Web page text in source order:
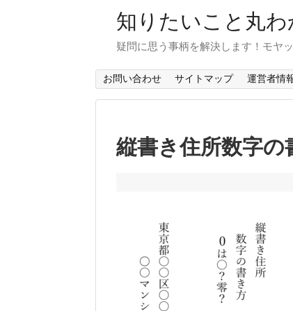
知りたいこと丸わ
疑問に思う事柄を解決します！モヤ
お問い合わせ サイトマップ 運営者情
縦書き住所数字の